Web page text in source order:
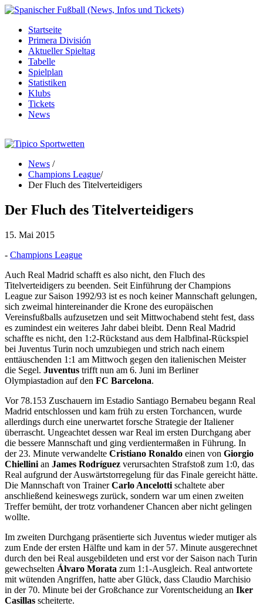
Startseite
Primera División
Aktueller Spieltag
Tabelle
Spielplan
Statistiken
Klubs
Tickets
News
News /
Champions League/
Der Fluch des Titelverteidigers
Der Fluch des Titelverteidigers
15. Mai 2015
- Champions League
Auch Real Madrid schafft es also nicht, den Fluch des
Titelverteidigers zu beenden. Seit Einführung der Champions
League zur Saison 1992/93 ist es noch keiner Mannschaft gelungen,
sich zweimal hintereinander die Krone des europäischen
Vereinsfußballs aufzusetzen und seit Mittwochabend steht fest, dass
es zumindest ein weiteres Jahr dabei bleibt. Denn Real Madrid
schaffte es nicht, den 1:2-Rückstand aus dem Halbfinal-Rückspiel
bei Juventus Turin noch umzubiegen und strich nach einem
enttäuschenden 1:1 am Mittwoch gegen den italienischen Meister
die Segel. Juventus trifft nun am 6. Juni im Berliner
Olympiastadion auf den FC Barcelona.
Vor 78.153 Zuschauern im Estadio Santiago Bernabeu begann Real
Madrid entschlossen und kam früh zu ersten Torchancen, wurde
allerdings durch eine unerwartet forsche Strategie der Italiener
überrascht. Ungeachtet dessen war Real im ersten Durchgang aber
die bessere Mannschaft und ging verdientermaßen in Führung. In
der 23. Minute verwandelte Cristiano Ronaldo einen von Giorgio
Chiellini an James Rodríguez verursachten Strafstoß zum 1:0, das
Real aufgrund der Auswärtstorregelung für das Finale gereicht hätte.
Die Mannschaft von TrainerCarlo Ancelotti schaltete aber
anschließend keineswegs zurück, sondern war um einen zweiten
Treffer bemüht, der trotz vorhandener Chancen aber nicht gelingen
wollte.
Im zweiten Durchgang präsentierte sich Juventus wieder mutiger als
zum Ende der ersten Hälfte und kam in der 57. Minute ausgerechnet
durch den bei Real ausgebildeten und erst vor der Saison nach Turin
gewechselten Álvaro Morata zum 1:1-Ausgleich. Real antwortete
mit wütenden Angriffen, hatte aber Glück, dass Claudio Marchisio
in der 70. Minute bei der Großchance zur Vorentscheidung an Iker
Casillas scheiterte.